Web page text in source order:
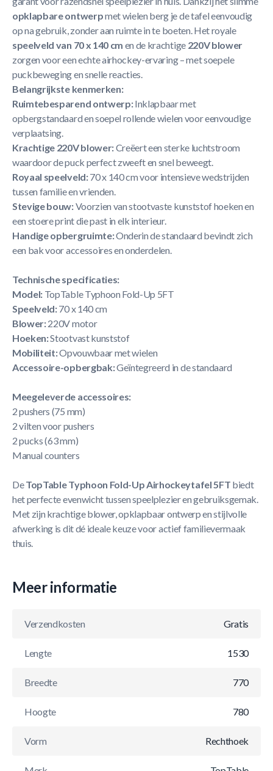
opklapbare ontwerpmet wielen berg je de tafel eenvoudig
op na gebruik, zonder aan ruimte in te boeten. Het royale
speelveld van 70 x 140 cm en de krachtige 220V blower
zorgen voor een echte airhockey-ervaring – met soepele
puckbeweging en snelle reacties.
Belangrijkste kenmerken:
Ruimtebesparend ontwerp:Inklapbaar met
opbergstandaard en soepel rollende wielen voor eenvoudige
verplaatsing.
Krachtige 220V blower:Creëert een sterke luchtstroom
waardoor de puck perfect zweeft en snel beweegt.
Royaal speelveld:70 x 140 cm voor intensieve wedstrijden
tussen familie en vrienden.
Stevige bouw:Voorzien van stootvaste kunststof hoeken en
een stoere print die past in elk interieur.
Handige opbergruimte:Onderin de standaard bevindt zich
een bak voor accessoires en onderdelen.
Technische specificaties:
Model: TopTable Typhoon Fold-Up 5FT
Speelveld:70 x 140 cm
Blower:220V motor
Hoeken:Stootvast kunststof
Mobiliteit:Opvouwbaar met wielen
Accessoire-opbergbak:Geïntegreerd in de standaard
Meegeleverde accessoires:
2 pushers (75 mm)
2 vilten voor pushers
2 pucks (63 mm)
Manual counters
DeTopTable Typhoon Fold-Up Airhockeytafel 5FT biedt
het perfecte evenwicht tussen speelplezier en gebruiksgemak.
Met zijn krachtige blower, opklapbaar ontwerp en stijlvolle
afwerking is dit dé ideale keuze voor actief familievermaak
thuis.
Meer informatie
Verzendkosten Gratis
Lengte 1530
Breedte 770
Hoogte 780
Vorm Rechthoek